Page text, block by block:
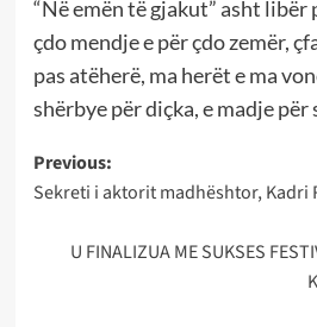
“Në emën të gjakut” asht libër
çdo mendje e për çdo zemër,
pas atëherë, ma herët e ma
shërbye për diçka, e madje
Post
navigation
Previous:
Sekreti i aktorit madhështor, Kadri
U FINALIZUA ME SUKSES